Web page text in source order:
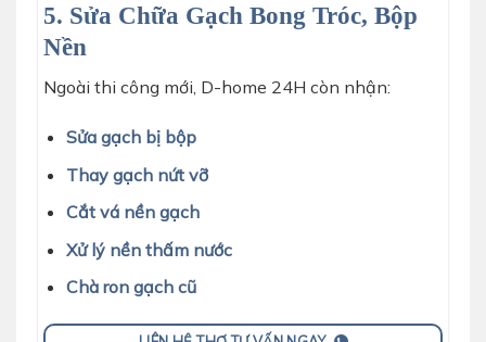
5. Sửa Chữa Gạch Bong Tróc, Bộp
Nền
Ngoài thi công mới, D-home 24H còn nhận:
Sửa gạch bị bộp
Thay gạch nứt vỡ
Cắt vá nền gạch
Xử lý nền thấm nước
Chà ron gạch cũ